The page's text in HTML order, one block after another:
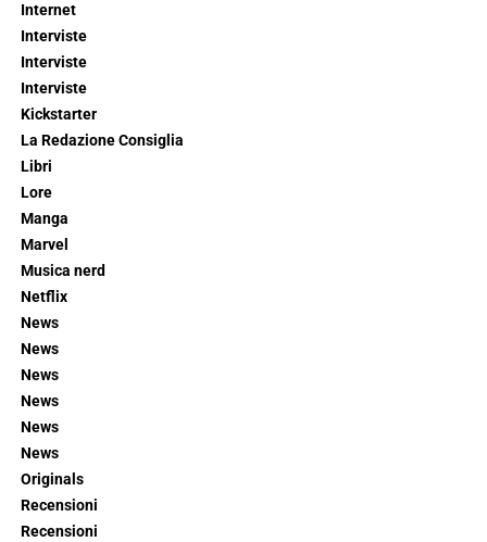
Internet
Interviste
Interviste
Interviste
Kickstarter
La Redazione Consiglia
Libri
Lore
Manga
Marvel
Musica nerd
Netflix
News
News
News
News
News
News
Originals
Recensioni
Recensioni